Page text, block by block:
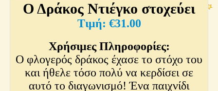
Ο Δράκος Ντιέγκο στοχεύει
€31.00
Χρήσιμες Πληροφορίες:
Ο φλογερός δράκος έχασε το στόχο του
και ήθελε τόσο πολύ να κερδίσει σε
αυτό το διαγωνισμό! Ένα παιχνίδι